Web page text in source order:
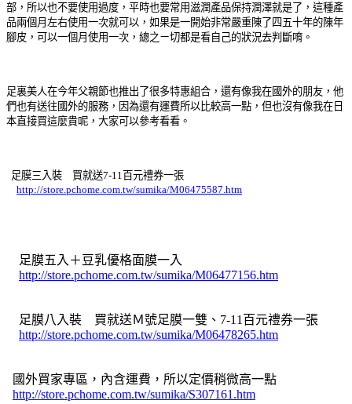
部，所以也不要使用過度，平時也要常用滋潤產品保持潤澤就是了，這種產
品兩個月左右使用一次就可以，如果是一開始非常嚴重陳了四五十年的陳年
腳皮，可以一個月使用一次，總之ㄧ切都是看自己的狀況去判斷唷。
足裏美人在今年父親節也推出了很多特惠組合，還有像我在國外的朋友，他
們也有送往國外的服務，因為還有運費所以比較高一點，但也沒有像我在日
本直接買這麼貴呢，大家可以參考看看。
足膜三入裝 買就送7-11百元禮券一張
http://store.pchome.com.tw/sumika/M06475587.htm
足膜五入＋豆乳優格面膜一入
http://store.pchome.com.tw/sumika/M06477156.htm
足膜八入裝 買就送Ｍ號足膜一雙、7-11百元禮券一張
http://store.pchome.com.tw/sumika/M06478265.htm
國外買家專區，內含運費，所以定價稍微高一點
http://store.pchome.com.tw/sumika/S307161.htm